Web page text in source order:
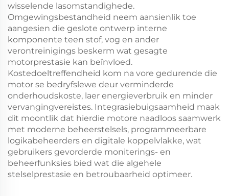
wisselende lasomstandighede.
Omgewingsbestandheid neem aansienlik toe
aangesien die geslote ontwerp interne
komponente teen stof, vog en ander
verontreinigings beskerm wat gesagte
motorprestasie kan beïnvloed.
Kostedoeltreffendheid kom na vore gedurende die
motor se bedryfslewe deur verminderde
onderhoudskoste, laer energieverbruik en minder
vervangingvereistes. Integrasiebuigsaamheid maak
dit moontlik dat hierdie motore naadloos saamwerk
met moderne beheerstelsels, programmeerbare
logikabeheerders en digitale koppelvlakke, wat
gebruikers gevorderde moniterings- en
beheerfunksies bied wat die algehele
stelselprestasie en betroubaarheid optimeer.